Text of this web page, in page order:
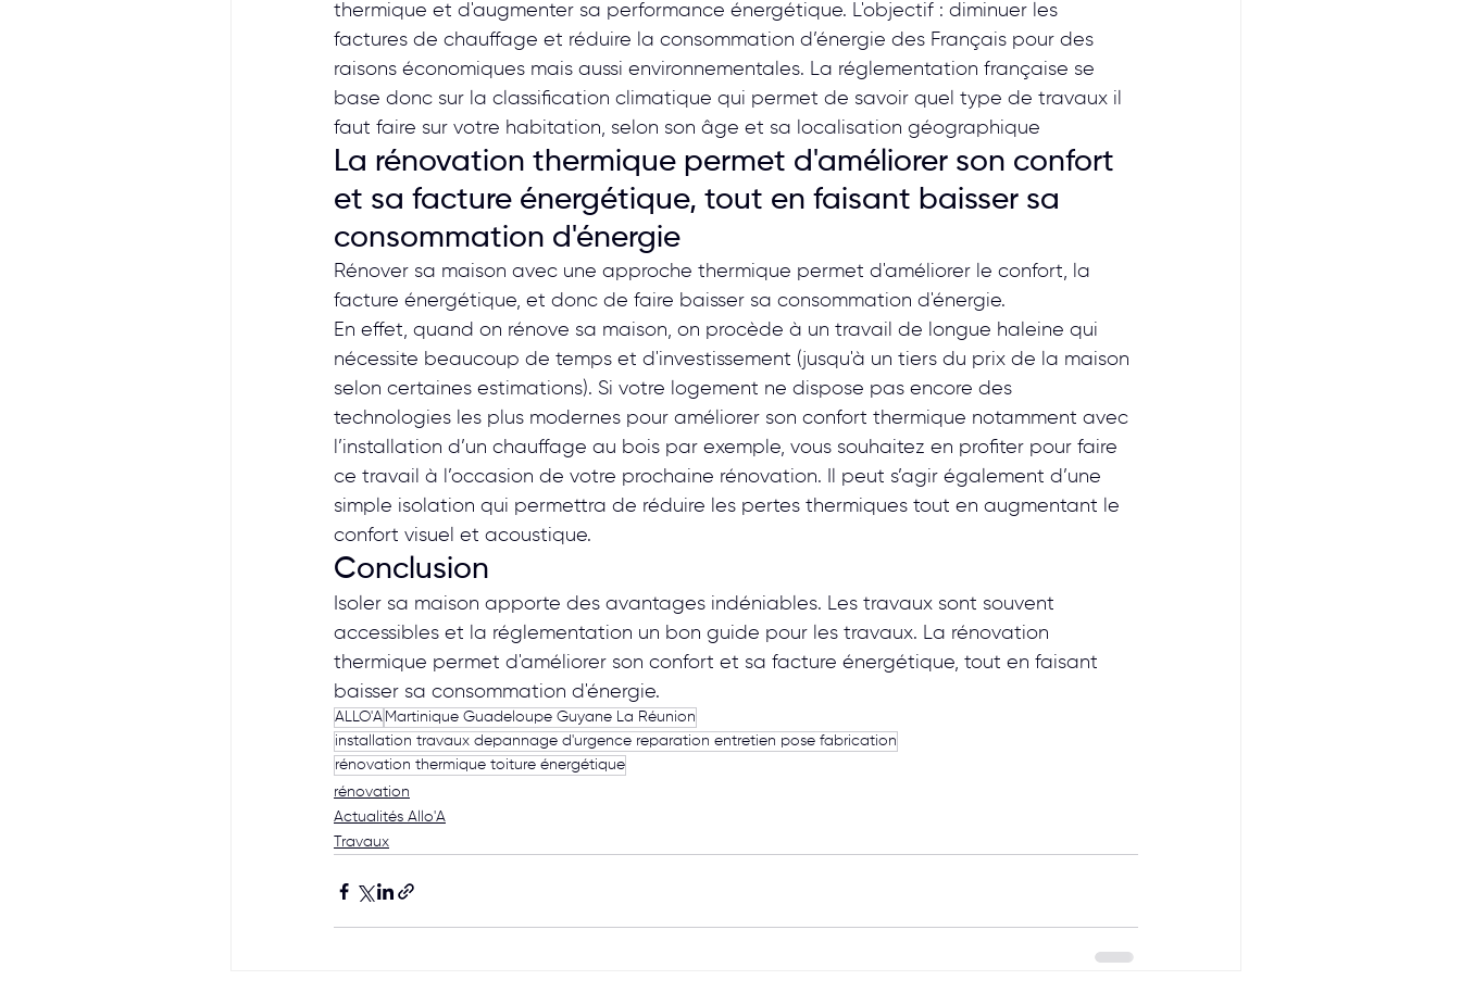
thermique et d'augmenter sa performance énergétique. L'objectif : diminuer les
factures de chauffage et réduire la consommation d’énergie des Français pour des
raisons économiques mais aussi environnementales. La réglementation française se
base donc sur la classification climatique qui permet de savoir quel type de travaux il
faut faire sur votre habitation, selon son âge et sa localisation géographique
La rénovation thermique permet d'améliorer son confort
et sa facture énergétique, tout en faisant baisser sa
consommation d'énergie
Rénover sa maison avec une approche thermique permet d'améliorer le confort, la
facture énergétique, et donc de faire baisser sa consommation d'énergie.
En effet, quand on rénove sa maison, on procède à un travail de longue haleine qui
nécessite beaucoup de temps et d'investissement (jusqu'à un tiers du prix de la maison
selon certaines estimations). Si votre logement ne dispose pas encore des
technologies les plus modernes pour améliorer son confort thermique notamment avec
l’installation d’un chauffage au bois par exemple, vous souhaitez en profiter pour faire
ce travail à l’occasion de votre prochaine rénovation. Il peut s’agir également d’une
simple isolation qui permettra de réduire les pertes thermiques tout en augmentant le
confort visuel et acoustique.
Conclusion
Isoler sa maison apporte des avantages indéniables. Les travaux sont souvent
accessibles et la réglementation un bon guide pour les travaux. La rénovation
thermique permet d'améliorer son confort et sa facture énergétique, tout en faisant
baisser sa consommation d'énergie.
ALLO'A Martinique Guadeloupe Guyane La Réunion
installation travaux depannage d'urgence reparation entretien pose fabrication
rénovation thermique toiture énergétique
rénovation
Actualités Allo'A
Travaux